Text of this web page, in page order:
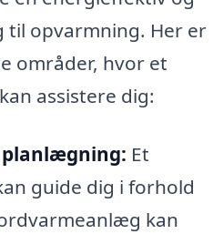
opvarmning. Her er
områder, hvor et
assistere dig:
planlægning: Et
guide dig i forhold
kan